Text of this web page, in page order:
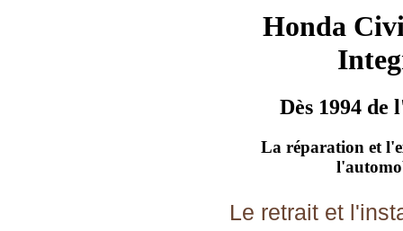
Honda
Dès 1994 de
La réparation et
Le retrait et